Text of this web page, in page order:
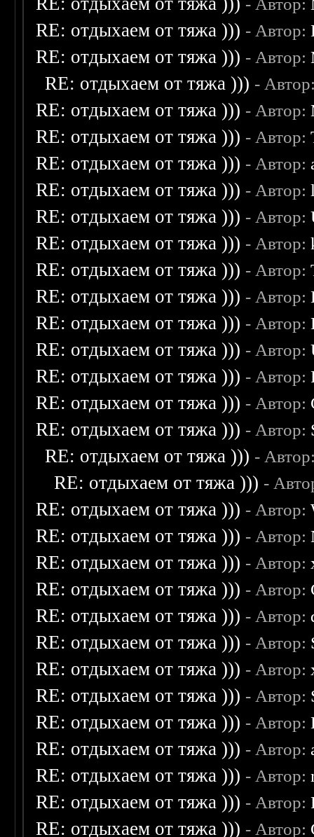
- Автор:
RE: отдыхаем от тяжа ))) - Автор:
RE: отдыхаем от тяжа ))) - Автор:
RE: отдыхаем от тяжа ))) -
RE: отдыхаем от тяжа ))) - Автор:
RE: отдыхаем от тяжа ))) - Автор:
RE: отдыхаем от тяжа ))) - Автор:
RE: отдыхаем от тяжа ))) - Автор:
RE: отдыхаем от тяжа ))) - Автор:
RE: отдыхаем от тяжа ))) - Автор:
RE: отдыхаем от тяжа ))) - Автор:
RE: отдыхаем от тяжа ))) - Автор:
RE: отдыхаем от тяжа ))) - Автор:
RE: отдыхаем от тяжа ))) - Автор:
RE: отдыхаем от тяжа ))) - Автор:
RE: отдыхаем от тяжа ))) - Автор:
RE: отдыхаем от тяжа ))) - Автор:
RE: отдыхаем от тяжа ))) -
RE: отдыхаем от тяжа ))) -
RE: отдыхаем от тяжа ))) - Автор:
RE: отдыхаем от тяжа ))) - Автор:
RE: отдыхаем от тяжа ))) - Автор:
RE: отдыхаем от тяжа ))) - Автор:
RE: отдыхаем от тяжа ))) - Автор:
RE: отдыхаем от тяжа ))) - Автор:
RE: отдыхаем от тяжа ))) - Автор:
RE: отдыхаем от тяжа ))) - Автор:
RE: отдыхаем от тяжа ))) - Автор:
RE: отдыхаем от тяжа ))) - Автор:
RE: отдыхаем от тяжа ))) - Автор:
RE: отдыхаем от тяжа ))) - Автор:
RE: отдыхаем от тяжа ))) - Автор: